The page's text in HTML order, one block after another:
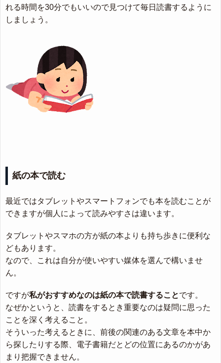
れる時間を30分でもいいので見つけて毎日読書するように
しましょう。
紙の本で読む
最近ではタブレットやスマートフォンでも本を読むことが
できますが個人によって読みやすさは違います。
タブレットやスマホの方が紙の本よりも持ち歩きに便利な
どもあります。
なので、これは自分が使いやすい媒体を選んで構いませ
ん。
ですが私がおすすめなのは紙の本で読書することです。
なぜかというと、読書をするとき重要なのは疑問に思った
ことを深く考えること。
そういった考えるときに、前後の関連のある文章を本中か
ら探したりする際、電子書籍だとどの位置にあるのかがあ
まり把握できません。